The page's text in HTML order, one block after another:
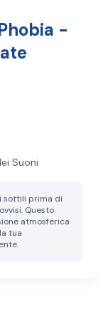
-
Suoni
sottili prima di
Questo
atmosferica
tua